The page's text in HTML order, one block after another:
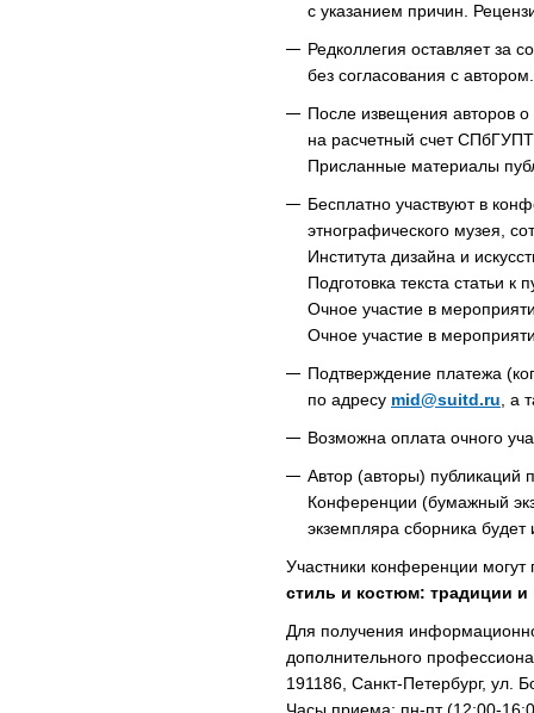
с указанием причин.
Редколлегия оставляет за
без согласования с автором.
После извещения авторов о
на расчетный счет
Присланные материалы
Бесплатно участвуют в
этнографического музея,
Института дизайна и
Подготовка текста статьи
Очное участие в
Очное участие в
Подтверждение платежа
по адресу mid@suitd.ru, а
Возможна оплата очного
Автор (авторы) публикаций
Конференции (бумажный
экземпляра сборника
Участники конференции могут
стиль и костюм: традиции и
Для получения
дополнительного
191186, Санкт-Петербург, ул.